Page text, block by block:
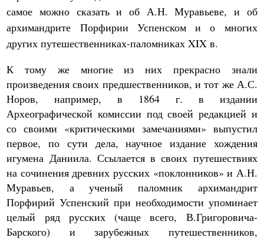
самое можно сказать и об А.Н. Муравьеве, и об
архимандрите Порфирии Успенском и о многих
других путешественниках-паломниках XIX в.
К тому же многие из них прекрасно знали
произведения своих предшественников, и тот же А.С.
Норов, например, в 1864 г. в издании
Археографической комиссии под своей редакцией и
со своими «критическими замечаниями» выпустил
первое, по сути дела, научное издание хождения
игумена Даниила. Ссылается в своих путешествиях
на сочинения древних русских «поклонников» и А.Н.
Муравьев, а ученый паломник архимандрит
Порфирий Успенский при необходимости упоминает
целый ряд русских (чаще всего, В.Григоровича-
Барского) и зарубежных путешественников,